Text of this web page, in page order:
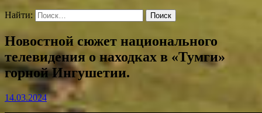
Найти:
Новостной сюжет национального
телевидения о находках в «Тумги»
горной Ингушетии.
14.03.2024